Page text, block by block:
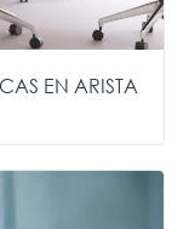
EN ARISTA